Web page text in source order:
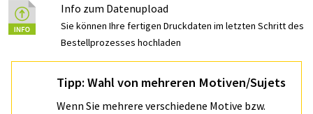
Info zum Datenupload
Sie können Ihre fertigen Druckdaten im letzten Schritt des
Bestellprozesses hochladen
Tipp: Wahl von mehreren Motiven/Sujets
Wenn Sie mehrere verschiedene Motive bzw.